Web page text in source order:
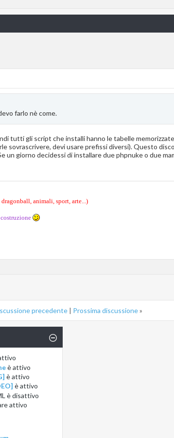
farlo nè come.
tutti gli script che installi hanno le tabelle
sovrascrivere, devi usare prefissi diversi). Questo
un giorno decidessi di installare due phpnuke o due
animali, sport, arte...)
precedente | Prossima discussione»
èattivo
èattivo
èattivo
èdisattivo
attivo